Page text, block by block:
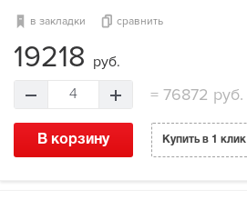
в закладки сравнить
19218 руб.
4 =76872 руб.
В корзину Купить в 1 клик